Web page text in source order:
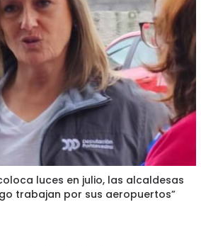
luces en julio, las alcaldesas
trabajan por sus aeropuertos”